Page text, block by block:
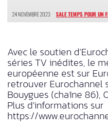
24 NOVEMBRE 2023 SALE TEMPS POUR UN
Avec le soutien
séries TV inédites, le
européenne est sur
retrouver Eurochannel
Bouygues (chaîne 86),
Plus d’informations sur
https://